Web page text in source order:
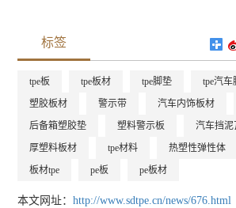
标签
tpe板 tpe板材 tpe脚垫
tpe汽车
塑胶板材
警示带 汽车内饰板材
后备箱塑胶垫
塑料警示板
汽车挡泥
厚塑料板材
tpe材料 热塑性弹性体
板材tpe
pe板 pe板材
本文网址：http://www.sdtpe.cn/news/676.html